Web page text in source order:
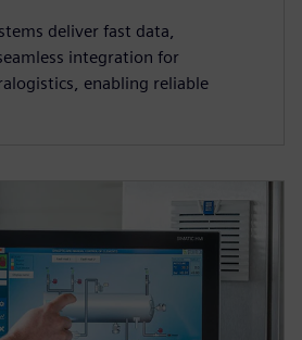
deliver fast data,
integration for
enabling reliable